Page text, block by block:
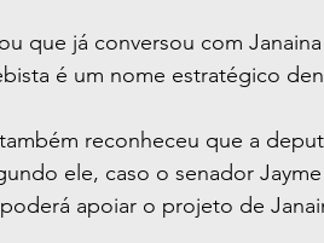
que já conversou com
é um nome estratégico
reconheceu que a
ele, caso o senador
apoiar o projeto de